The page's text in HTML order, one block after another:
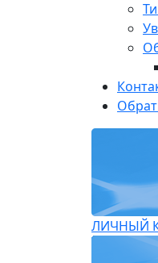
ЛИЧНЫЙ